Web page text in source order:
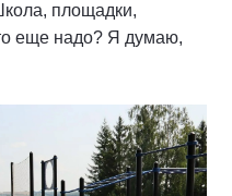
площадки,
еще надо? Я думаю,